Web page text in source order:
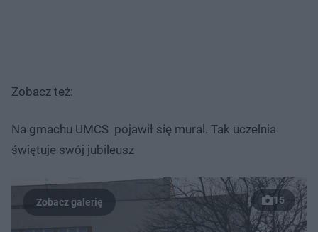
Zobacz też:
Na gmachu UMCS pojawił się mural. Tak uczelnia
świętuje swój jubileusz
15